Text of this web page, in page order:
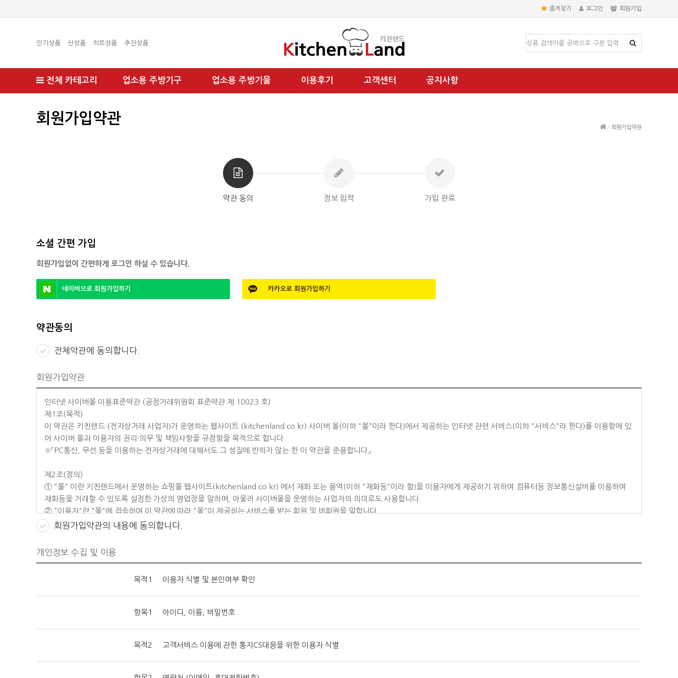
즐겨찾기 로그인 회원가입
인기상품 신상품 히트상품 추천상품
전체 카테고리 업소용 주방기구 업소용 주방기물 이용후기 고객센터 공지사항
회원가입약관
- 회원가입약관
약관 동의 정보 입력 가입 완료
소셜 간편 가입
회원가입없이 간편하게 로그인 하실 수 있습니다.
네이버으로 회원가입하기 카카오로 회원가입하기
약관동의
전체약관에 동의합니다.
회원가입약관
인터넷 사이버몰 이용표준약관 (공정거래위원회 표준약관 제 10023 호)
제1조(목적)
이 약관은 키친랜드 (전자상거래 사업자)가 운영하는 웹사이트 (kitchenland.co.kr) 사이버 몰(이하 "몰"이라 한다)에서 제공하는 인터넷 관련 서비스(이하 "서비스"라 한다)를 이용함에 있
어 사이버 몰과 이용자의 권리·의무 및 책임사항을 규정함을 목적으로 합니다.
※「PC통신, 무선 등을 이용하는 전자상거래에 대해서도 그 성질에 반하지 않는 한 이 약관을 준용합니다」
제2조(정의)
① "몰" 이란 키친랜드에서 운영하는 쇼핑몰 웹사이트(kitchenland.co.kr) 에서 재화 또는 용역(이하 "재화등"이라 함)을 이용자에게 제공하기 위하여 컴퓨터등 정보통신설비를 이용하여
재화등을 거래할 수 있도록 설정한 가상의 영업장을 말하며, 아울러 사이버몰을 운영하는 사업자의 의미로도 사용합니다.
② "이용자"란 "몰"에 접속하여 이 약관에 따라 "몰"이 제공하는 서비스를 받는 회원 및 비회원을 말합니다.
③ '회원'이라 함은 "몰"에 개인정보를 제공하여 회원등록을 한 자로서, "몰"의 정보를 지속적으로 제공받으며, "몰"이 제공하는 서비스를 계속적으로 이용할 수 있는 자를 말합니다.
제3조 (약관등의 명시와 설명 및 개정)
업신고번호, 개인정보관리책임자등을 이용자가 쉽게 알 수 있도록 00 사이버몰의 초기 서비스화면(전면)에 게시합니다. 다만, 약관의 내용은 이용자가 연결화면을 통하여 볼 수 있도록 할 수
있습니다.
② "몰은 이용자가 약관에 동의하기에 앞서 약관에 정하여져 있는 내용 중 청약철회·배송책임·환불조건 등과 같은 중요한 내용을 이용자가 이해할 수 있도록 별도의 연결화면 또는 팝업화면
③ "몰"은 전자상거래등에서의소비자보호에관한법률, 약관의규제에관한법률, 전자거래기본법, 전자서명법, 정보통신망이용촉진등에관한법률, 방문판매등에관한법률, 소비자보호법 등 관
련법을 위배하지 않는 범위에서 이 약관을 개정할 수 있습니다.
회원가입약관의 내용에 동의합니다.
개인정보 수집 및 이용
목적1 이용자 식별 및 본인여부 확인
항목1 아이디, 이름, 비밀번호
목적2 고객서비스 이용에 관한 통지CS대응을 위한 이용자 식별